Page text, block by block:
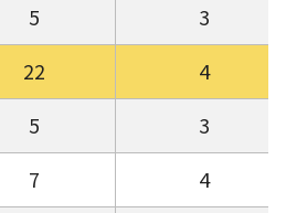
5
3
22
4
5
3
7
4